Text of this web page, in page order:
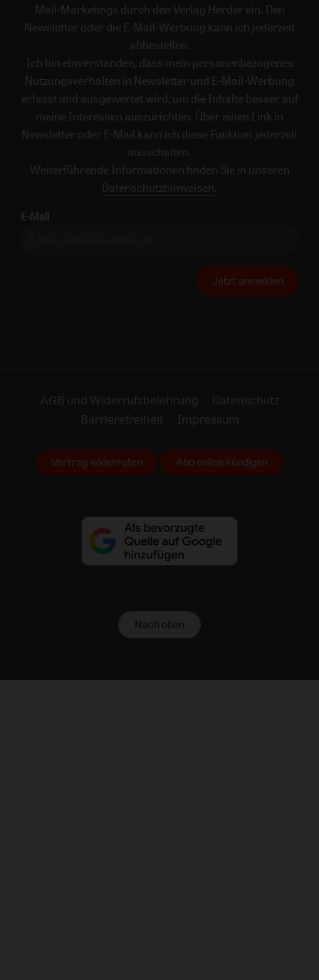
Mail-Marketings durch den Verlag Herder ein. Den
Newsletter oder die E-Mail-Werbung kann ich jederzeit
abbestellen.
Ich bin einverstanden, dass mein personenbezogenes
Nutzungsverhalten in Newsletter und E-Mail-Werbung
erfasst und ausgewertet wird, um die Inhalte besser auf
meine Interessen auszurichten. Über einen Link in
Newsletter oder E-Mail kann ich diese Funktion jederzeit
ausschalten.
Weiterführende Informationen finden Sie in unseren
Datenschutzhinweisen .
E-Mail
Jetzt anmelden
AGB und Widerrufsbelehrung
Datenschutz
Barrierefreiheit
Impressum
Vertrag widerrufen Abo online kündigen
Nach oben